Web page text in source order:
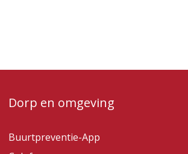
Dorp en omgeving
Buurtpreventie-App